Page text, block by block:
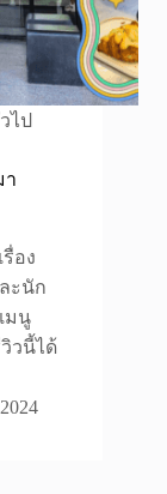
ไป
า
อง
ะนัก
มนู
วนี้ได้